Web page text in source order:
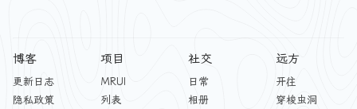
博客
更新日志
隐私政策
项目
MRUI
列表
社交
日常
相册
远方
开往
穿梭虫洞